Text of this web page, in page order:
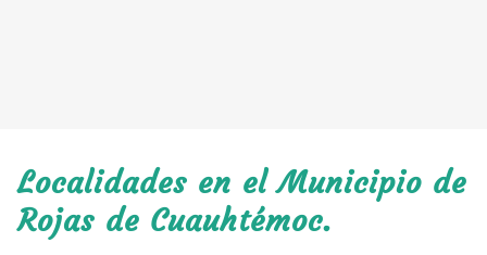
Localidades en el Municipio de
Rojas de Cuauhtémoc.